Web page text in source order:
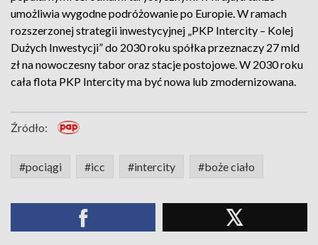
umożliwia wygodne podróżowanie po Europie. W ramach
rozszerzonej strategii inwestycyjnej „PKP Intercity – Kolej
Dużych Inwestycji” do 2030 roku spółka przeznaczy 27 mld
zł na nowoczesny tabor oraz stacje postojowe. W 2030 roku
cała flota PKP Intercity ma być nowa lub zmodernizowana.
Źródło:
#pociągi #icc #intercity #boże ciało